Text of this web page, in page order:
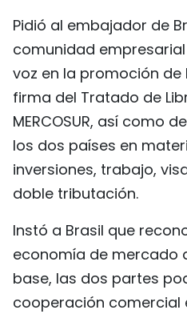
Pidió al embajador de
comunidad
voz en la promoción
firma del Tratado de
MERCOSUR, así como
los dos países en
inversiones, trabajo,
doble tributación.
Instó a Brasil que
economía de mercado
base, las dos partes
cooperación comercial